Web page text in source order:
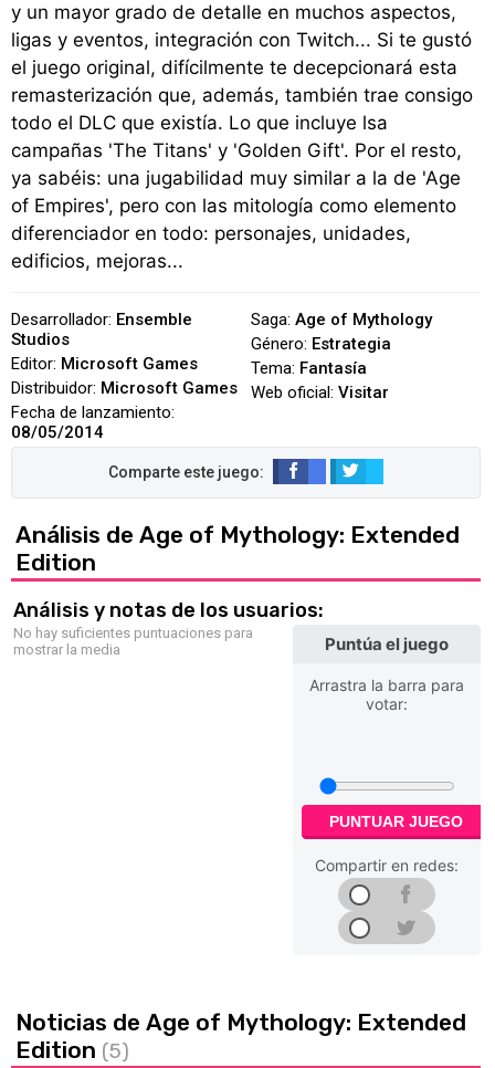
y un mayor grado de detalle en muchos aspectos,
ligas y eventos, integración con Twitch... Si te gustó
el juego original, difícilmente te decepcionará esta
remasterización que, además, también trae consigo
todo el DLC que existía. Lo que incluye lsa
campañas 'The Titans' y 'Golden Gift'. Por el resto,
ya sabéis: una jugabilidad muy similar a la de 'Age
of Empires', pero con las mitología como elemento
diferenciador en todo: personajes, unidades,
edificios, mejoras...
Desarrollador: Ensemble
Studios
Editor: Microsoft Games
Distribuidor: Microsoft Games
Fecha de lanzamiento:
08/05/2014
Saga: Age of Mythology
Género: Estrategia
Tema: Fantasía
Web oficial: Visitar
Análisis de Age of Mythology: Extended
Edition
Análisis y notas de los usuarios:
No hay suficientes puntuaciones para
mostrar la media
Puntúa el juego
Arrastra la barra para
votar:
PUNTUAR JUEGO
Compartir en redes:
Noticias de Age of Mythology: Extended
Edition (5)